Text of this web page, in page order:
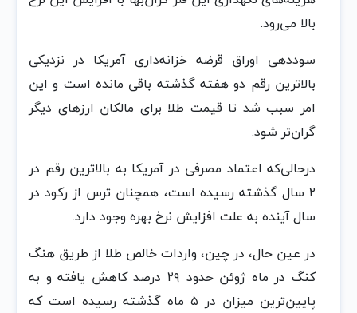
بالا می‌رود.
سوددهی اوراق قرضه خزانه‌داری آمریکا در نزدیکی
بالاترین رقم دو هفته گذشته باقی مانده است و این
امر سبب شد تا قیمت طلا برای مالکان ارزهای دیگر
گران‌تر شود.
درحالی‌که اعتماد مصرفی در آمریکا به بالاترین رقم در
۲ سال گذشته رسیده است، همچنان ترس از رکود در
سال آینده به علت افزایش نرخ بهره وجود دارد.
در عین حال، در چین، واردات خالص طلا از طریق هنگ
کنگ در ماه ژوئن حدود ۲۹ درصد کاهش یافته و به
پایین‌ترین میزان در ۵ ماه گذشته رسیده است که